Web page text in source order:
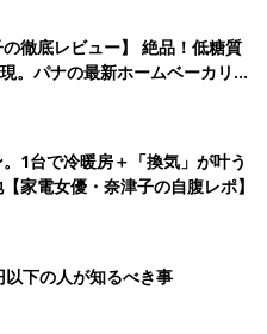
の徹底レビュー】 絶品！低糖質
。パナの最新ホームベーカリー
1台で冷暖房＋「換気」が叶う
家電女優・奈津子の自腹レポ】
下の人が知るべき事